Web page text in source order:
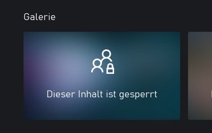
Galerie
Dieser Inhalt ist gesperrt